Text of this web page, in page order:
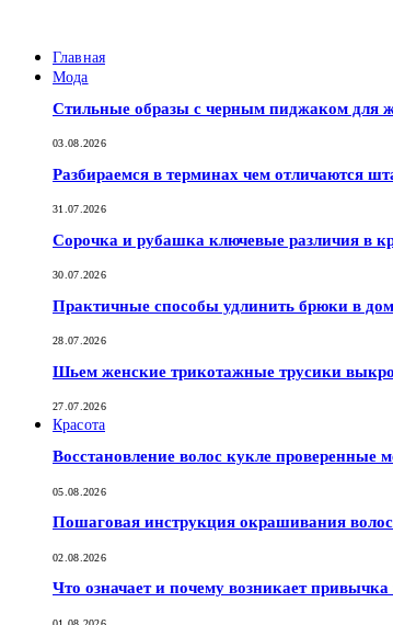
Главная
Мода
Стильные образы с черным пиджаком для
03.08.2026
Разбираемся в терминах чем отличаются
31.07.2026
Сорочка и рубашка ключевые различия в
30.07.2026
Практичные способы удлинить брюки в
28.07.2026
Шьем женские трикотажные трусики
27.07.2026
Красота
Восстановление волос кукле
05.08.2026
Пошаговая инструкция окрашивания
02.08.2026
Что означает и почему возникает